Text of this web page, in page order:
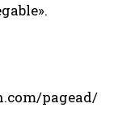
pagead/